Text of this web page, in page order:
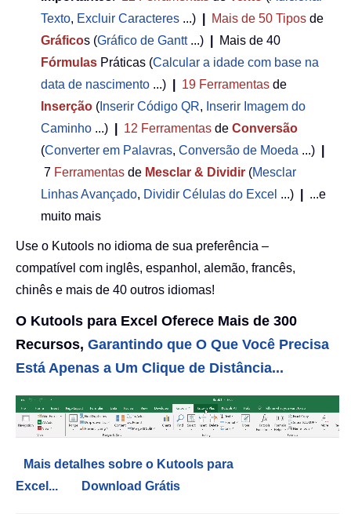
Texto, Excluir Caracteres ...) Mais de 50 Tipos de
Gráficos (Gráfico de Gantt...)
Mais de 40
Fórmulas Práticas (Calcular a idade com base na
data de nascimento ...) 19 Ferramentas de
Inserção ( Inserir Código QR, Inserir Imagem do
Caminho ...) 12 Ferramentas de Conversão
(Converter em Palavras, Conversão de Moeda ...)
7 Ferramentas de Mesclar & Dividir (Mesclar
Linhas Avançado, Dividir Células do Excel ...)
...e
muito mais
Use o Kutools no idioma de sua preferência –
compatível com inglês, espanhol, alemão, francês,
chinês e mais de 40 outros idiomas!
O Kutools para Excel Oferece Mais de 300
Recursos, Garantindo que O Que Você Precisa
Está Apenas a Um Clique de Distância...
Mais detalhes sobre o Kutools para
Excel...
Download Grátis